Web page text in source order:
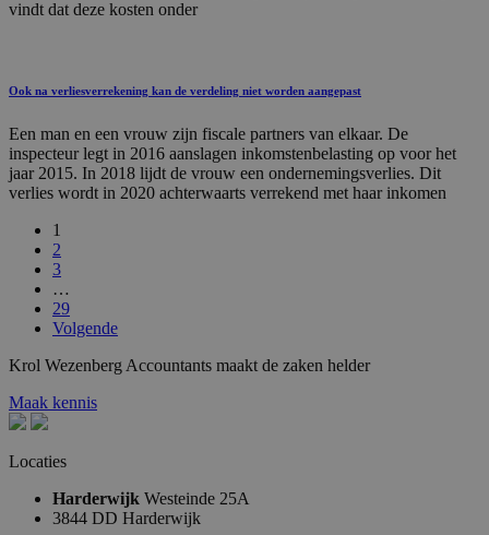
vindt dat deze kosten onder
Ook na verliesverrekening kan de verdeling niet worden aangepast
Een man en een vrouw zijn fiscale partners van elkaar. De
inspecteur legt in 2016 aanslagen inkomstenbelasting op voor het
jaar 2015. In 2018 lijdt de vrouw een ondernemingsverlies. Dit
verlies wordt in 2020 achterwaarts verrekend met haar inkomen
1
2
3
…
29
Volgende
Krol Wezenberg Accountants maakt de zaken helder
Maak kennis
Locaties
Harderwijk Westeinde 25A
3844 DD Harderwijk